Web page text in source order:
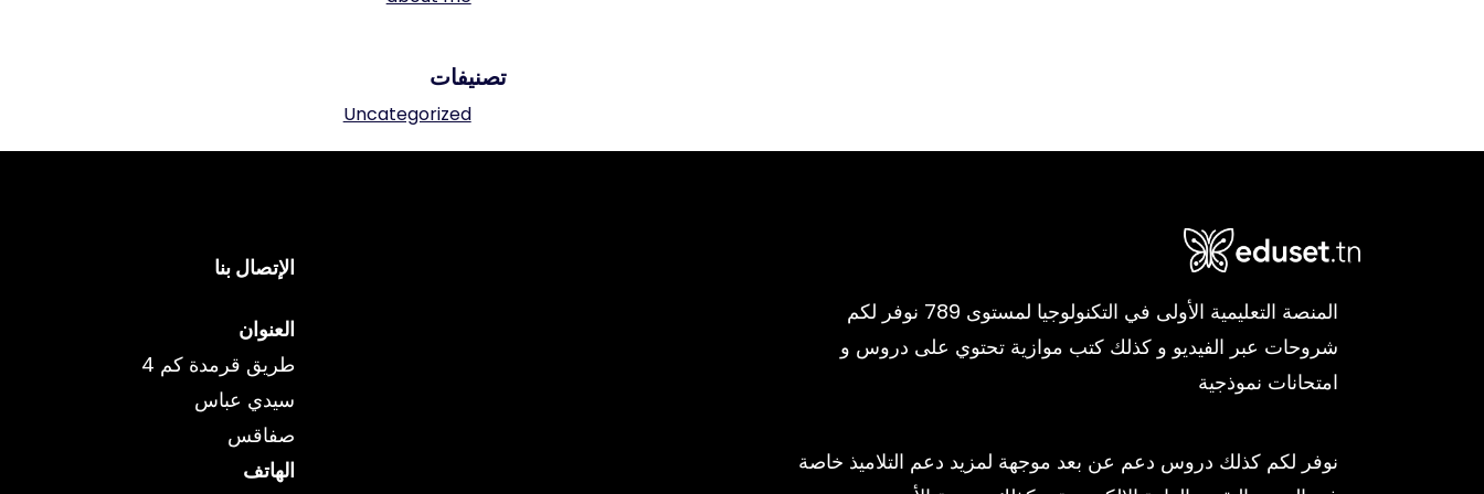
تصنيفات
Uncategorized
المنصة التعليمية الأولى في التكنولوجيا لمستوى 789 نوفر لكم
شروحات عبر الفيديو و كذلك كتب موازية تحتوي على دروس و
امتحانات نموذجية
نوفر لكم كذلك دروس دعم عن بعد موجهة لمزيد دعم التلاميذ خاصة
الإتصال بنا
العنوان
طريق قرمدة كم 4
سيدي عباس
صفاقس
الهاتف